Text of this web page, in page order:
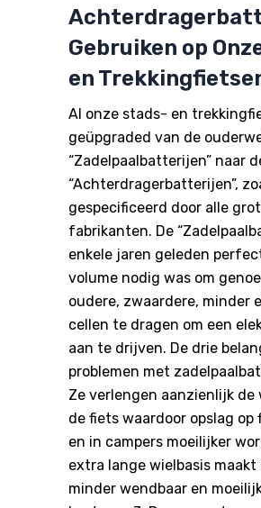
Gebruiken op
en
Al onze stads- en
geüpgraded van de
“Zadelpaalbatterijen” naar
“Achterdragerbatterijen”,
gespecificeerd door alle
fabrikanten. De
enkele jaren geleden
volume nodig was om
oudere, zwaardere, minder
cellen te dragen om een
aan te drijven. De drie
problemen met
Ze verlengen aanzienlijk de
de fiets waardoor opslag op
en in campers moeilijker
extra lange wielbasis maakt
minder wendbaar en